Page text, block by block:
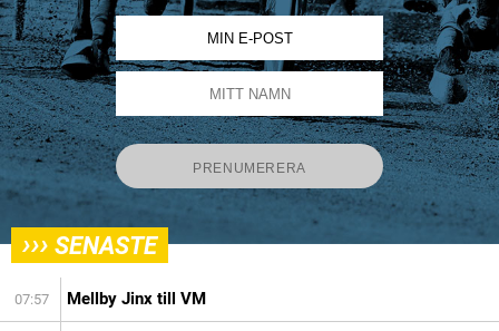
››› SENASTE
07:57 Mellby Jinx till VM